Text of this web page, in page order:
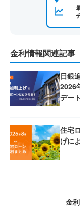
金利情報関連記事
日銀
2026
デー
住宅
げに
金